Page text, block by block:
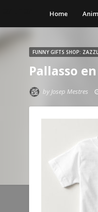
Home
FUNNY GIFTS SHOP:
Pallasso
by Josep Mestres